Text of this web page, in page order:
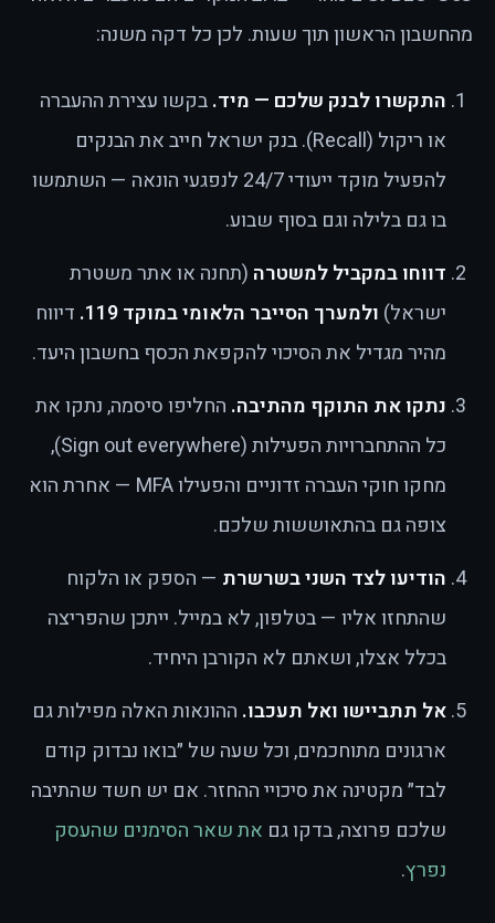
מהחשבון הראשון תוך שעות. לכן כל דקה משנה:
התקשרו לבנק שלכם — מיד.בקשו עצירת ההעברה
או ריקול (Recall). בנק ישראל חייב את הבנקים
להפעיל מוקד ייעודי 24/7 לנפגעי הונאה — השתמשו
בו גם בלילה וגם בסוף שבוע.
דווחו במקביל למשטרה (תחנה או אתר משטרת
ישראל) ולמערך הסייבר הלאומי במוקד 119.
דיווח
מהיר מגדיל את הסיכוי להקפאת הכסף בחשבון היעד.
נתקו את התוקף מהתיבה. החליפו סיסמה, נתקו את
כל ההתחברויות הפעילות (Sign out everywhere),
מחקו חוקי העברה זדוניים והפעילו MFA — אחרת הוא
צופה גם בהתאוששות שלכם.
הודיעו לצד השני בשרשרת — הספק או הלקוח
שהתחזו אליו — בטלפון, לא במייל. ייתכן שהפריצה
בכלל אצלו, ושאתם לא הקורבן היחיד.
אל תתביישו ואל תעכבו. ההונאות האלה מפילות גם
ארגונים מתוחכמים, וכל שעה של ״בואו נבדוק קודם
לבד״ מקטינה את סיכויי ההחזר. אם יש חשד שהתיבה
שלכם פרוצה, בדקו גם את שאר הסימנים שהעסק
נפרץ.